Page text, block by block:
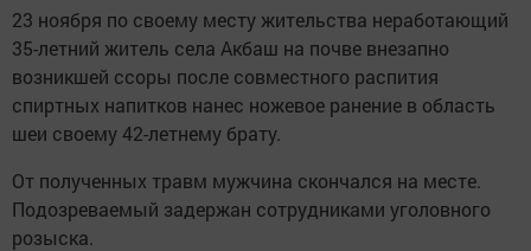
23 ноября по своему месту жительства неработающий
35-летний житель села Акбаш на почве внезапно
возникшей ссоры после совместного распития
спиртных напитков нанес ножевое ранение в область
шеи своему 42-летнему брату.
От полученных травм мужчина скончался на месте.
Подозреваемый задержан сотрудниками уголовного
розыска.